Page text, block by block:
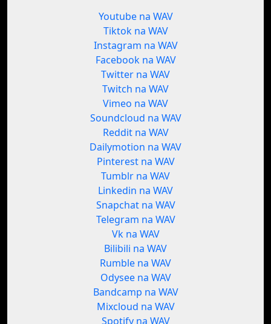
Youtube na WAV
Tiktok na WAV
Instagram na WAV
Facebook na WAV
Twitter na WAV
Twitch na WAV
Vimeo na WAV
Soundcloud na WAV
Reddit na WAV
Dailymotion na WAV
Pinterest na WAV
Tumblr na WAV
Linkedin na WAV
Snapchat na WAV
Telegram na WAV
Vk na WAV
Bilibili na WAV
Rumble na WAV
Odysee na WAV
Bandcamp na WAV
Mixcloud na WAV
Spotify na WAV